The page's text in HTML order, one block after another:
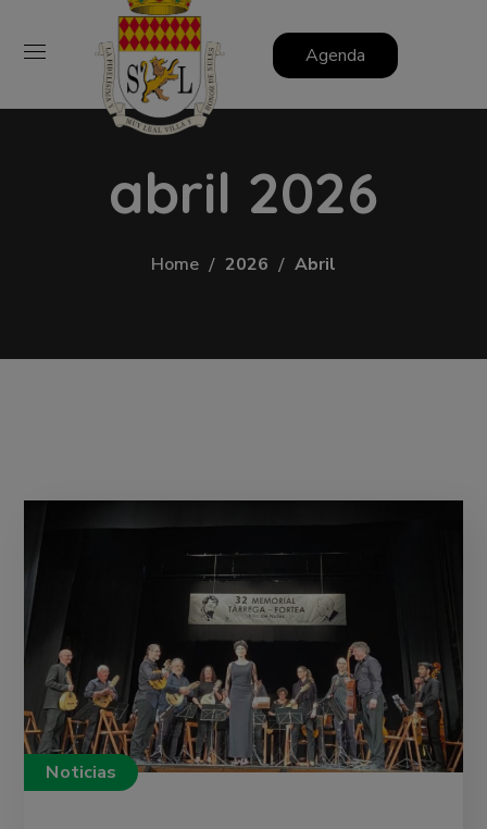
Agenda
abril 2026
Home 2026 Abril
Noticias